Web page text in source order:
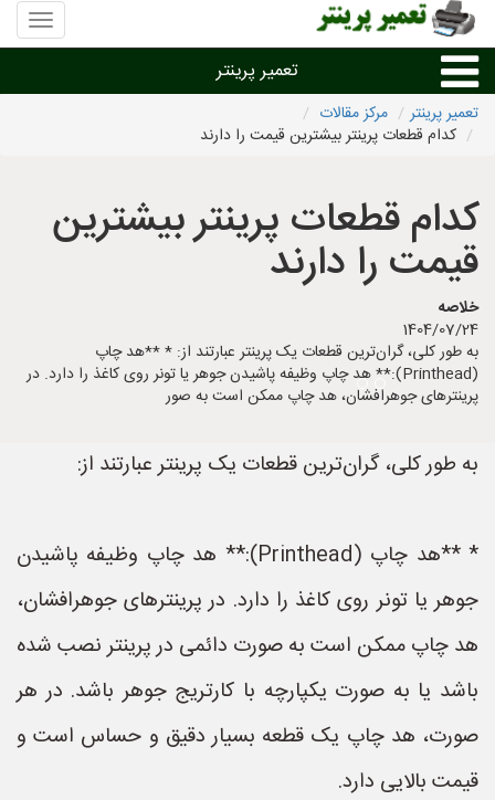
منوی
سایت
پرینتر
تعمیر پرینتر
تعمیر براساس نوع پرینتر
تعمیر پرینتر براساس برند
تعمیر پرینتر در شهرها
تعمیر پرینتر
مرکز مقالات
کدام قطعات پرینتر بیشترین قیمت را دارند
کدام قطعات پرینتر بیشترین
قیمت را دارند
خلاصه
1404/07/24
به طور کلی، گران‌ترین قطعات یک پرینتر عبارتند از: * **هد چاپ
(Printhead):** هد چاپ وظیفه پاشیدن جوهر یا تونر روی کاغذ را دارد. در
پرینترهای جوهرافشان، هد چاپ ممکن است به صور
به طور کلی، گران‌ترین قطعات یک پرینتر عبارتند از:
* **هد چاپ (Printhead):** هد چاپ وظیفه پاشیدن
جوهر یا تونر روی کاغذ را دارد. در پرینترهای جوهرافشان،
هد چاپ ممکن است به صورت دائمی در پرینتر نصب شده
باشد یا به صورت یکپارچه با کارتریج جوهر باشد. در هر
صورت، هد چاپ یک قطعه بسیار دقیق و حساس است و
قیمت بالایی دارد.